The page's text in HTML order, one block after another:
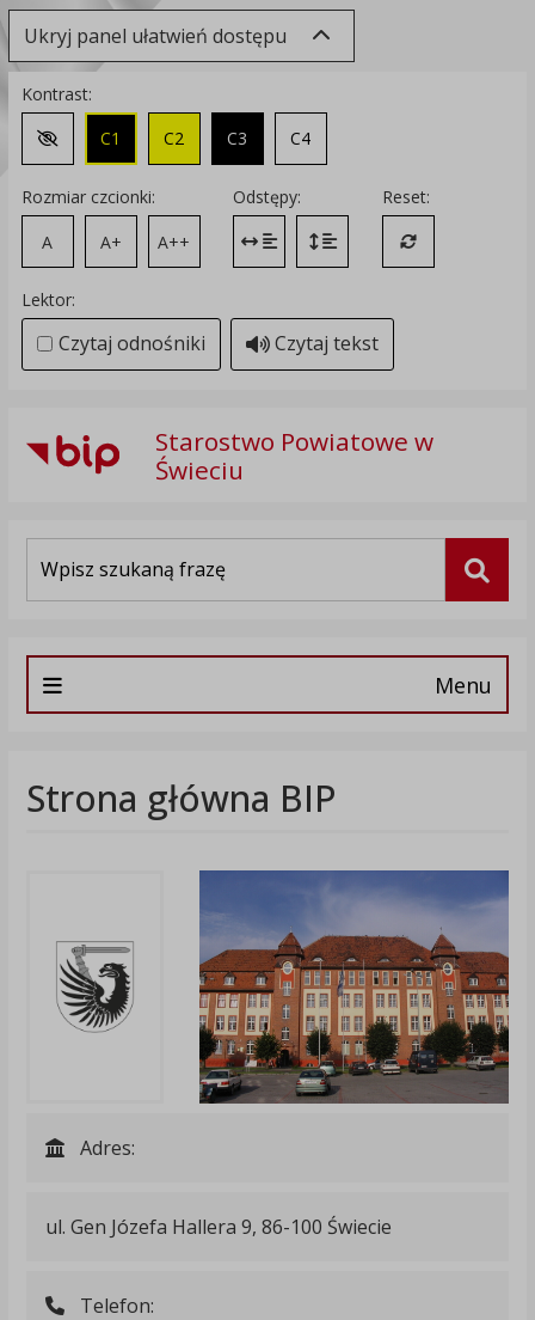
Ukryj panel ułatwień dostępu
Kontrast:
Zmień kontrast na domyślny
C1 C2 C3 C4
Rozmiar czcionki:
A
A+ A++
Odstępy:
Zmień odstęp między literami
Zmień interlinię i margines
Reset:
Przywróć
Lektor:
Czytaj odnośniki Czytaj tekst
Starostwo Powiatowe w
Świeciu
Menu
Strona główna BIP
Adres:
ul. Gen Józefa Hallera 9, 86-100 Świecie
Telefon: